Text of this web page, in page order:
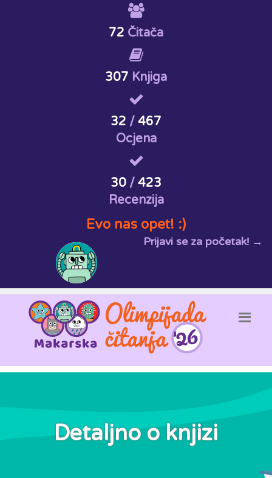
72 Čitača
307 Knjiga
32 / 467
Ocjena
30 / 423
Recenzija
Evo nas opet! :)
Prijavi se za početak! →
Detaljno o knjizi